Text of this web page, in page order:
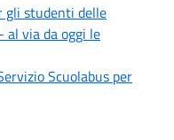
gli studenti delle
al via da oggi le
Scuolabus per